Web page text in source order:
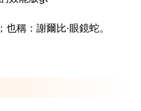
稱：謝爾比·眼鏡蛇。